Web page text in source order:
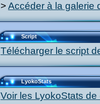
>Accéder à la galerie
Script
Télécharger le script
LyokoStats
Voir les LyokoStats